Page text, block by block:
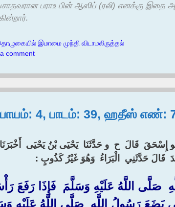
பராஉ பின் ஆஸிப் (ரலி) எனக்கு இதை
இமாமை முந்தி விடாமலிருத்தல்
comment
4, பாடம்: 39, ஹதீஸ் எண்:
إِسْحَقَ ‏ ‏قَالَ ‏ ‏ح ‏ ‏و حَدَّثَنَا ‏ ‏يَحْيَى بْنُ يَحْيَى ‏ ‏أَخْبَرَنَا
‏قَالَ حَدَّثَنِي ‏ ‏الْبَرَاءُ ‏ ‏وَهُوَ غَيْرُ كَذُوبٍ :‏‏
‏صَلَّى اللَّهُ عَلَيْهِ وَسَلَّمَ ‏ ‏فَإِذَا رَفَعَ
يَضَعَ رَسُولُ اللَّهِ ‏ ‏صَلَّى اللَّهُ عَلَيْهِ